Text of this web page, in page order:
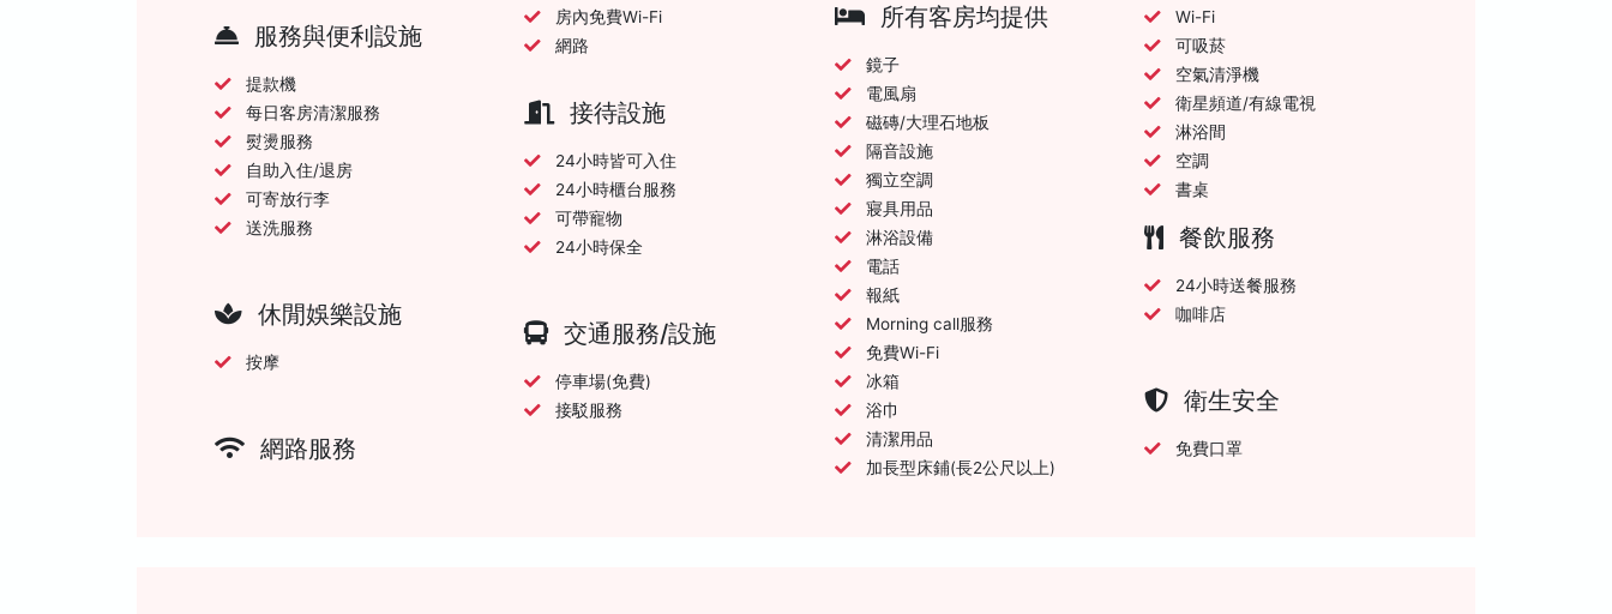
服務與便利設施
提款機
每日客房清潔服務
熨燙服務
自助入住/退房
可寄放行李
送洗服務
休閒娛樂設施
按摩
網路服務
房內免費Wi-Fi
網路
接待設施
24小時皆可入住
24小時櫃台服務
可帶寵物
24小時保全
交通服務/設施
停車場(免費)
接駁服務
所有客房均提供
鏡子
電風扇
磁磚/大理石地板
隔音設施
獨立空調
寢具用品
淋浴設備
電話
報紙
Morning call服務
免費Wi-Fi
冰箱
浴巾
清潔用品
加長型床鋪(長2公尺以上)
Wi-Fi
可吸菸
空氣清淨機
衛星頻道/有線電視
淋浴間
空調
書桌
餐飲服務
24小時送餐服務
咖啡店
衛生安全
免費口罩